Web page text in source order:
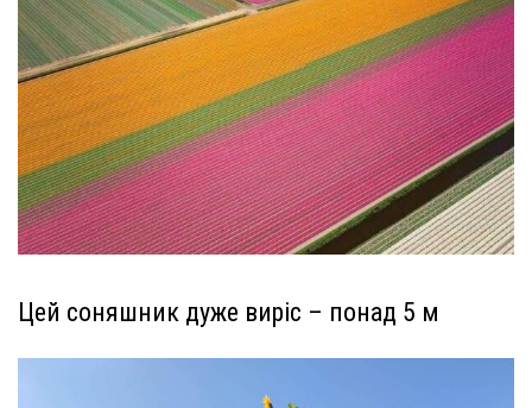
Цей соняшник дуже виріс – понад 5 м